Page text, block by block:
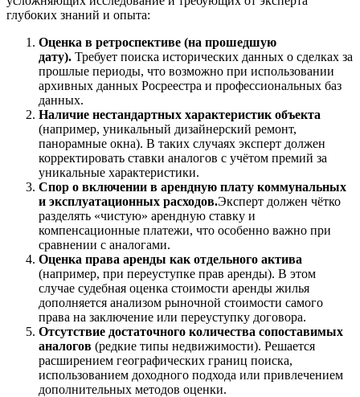
глубоких знаний и опыта:
Оценка в ретроспективе (на прошедшую
дату). Требует поиска исторических данных о сделках за
прошлые периоды, что возможно при использовании
архивных данных Росреестра и профессиональных баз
данных.
Наличие нестандартных характеристик объекта
(например, уникальный дизайнерский ремонт,
панорамные окна). В таких случаях эксперт должен
корректировать ставки аналогов с учётом премий за
уникальные характеристики.
Спор о включении в арендную плату коммунальных
и эксплуатационных расходов.Эксперт должен чётко
разделять «чистую» арендную ставку и
компенсационные платежи, что особенно важно при
сравнении с аналогами.
Оценка права аренды как отдельного актива
(например, при переуступке прав аренды). В этом
случае судебная оценка стоимости аренды жилья
дополняется анализом рыночной стоимости самого
права на заключение или переуступку договора.
Отсутствие достаточного количества сопоставимых
аналогов (редкие типы недвижимости). Решается
расширением географических границ поиска,
использованием доходного подхода или привлечением
дополнительных методов оценки.